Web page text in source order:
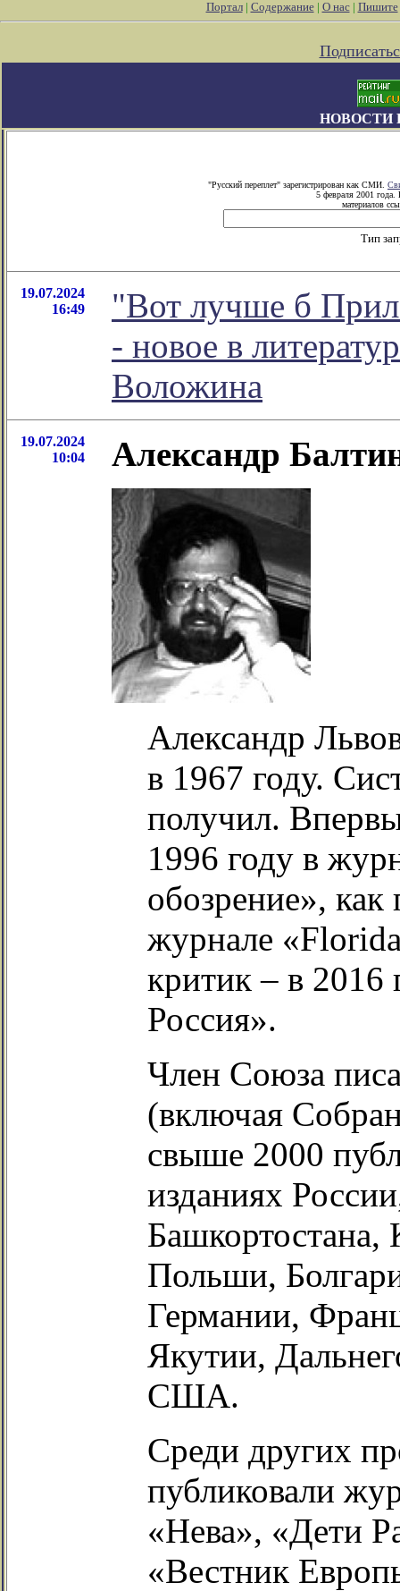
Портал| Содержание| О нас| Пишите
НОВОСТИ
"Русский переплет" зарегистрирован как СМИ.
5 февраля 2001 года.
материалов
Тип
19.07.2024
16:49
"Вот лучше б
- новое в
Воложина
19.07.2024
10:04
Александр
Александр
в 1967 году.
получил.
1996 году в
обозрение», как
журнале
критик – в 2016
Россия».
Член Союза
(включая
свыше 2000
изданиях
Башкортостана,
Польши,
Германии,
Якутии,
США.
Среди других
публиковали
«Нева», «Дети
«Вестник